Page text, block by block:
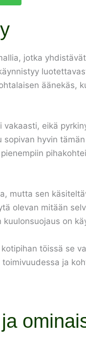
jotka
äänekäs,
eikä
hyvin
mutta sen
olevan mitään
on
töissä se
ja